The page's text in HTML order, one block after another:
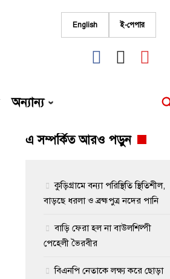
English ই-পেপার
fab
fa-
fab
fa-
অন্যান্য
এ সম্পর্কিত আরও পড়ুন
কুড়িগ্রামে বন্যা পরিস্থিতি স্থিতিশীল,
বাড়ছে ধরলা ও ব্রহ্মপুত্র নদের পানি
বাড়ি ফেরা হল না বাউলশিল্পী
পেহেলী ভৈরবীর
বিএনপি নেতাকে লক্ষ্য করে ছোড়া